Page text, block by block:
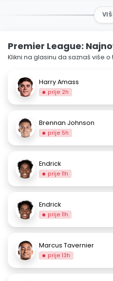
Premier League:
Klikni na glasinu da saznaš više o
Harry Amass
prije 2h
Brennan Johnson
prije 5h
Endrick
prije 11h
Endrick
prije 11h
Marcus Tavernier
prije 13h